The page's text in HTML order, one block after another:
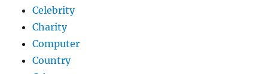
Celebrity
Charity
Computer
Country